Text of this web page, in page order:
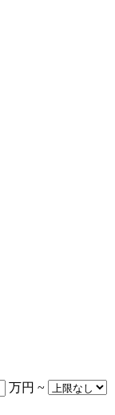
万円 ~